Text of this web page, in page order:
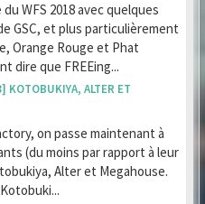
WFS 2018 avec quelques
GSC, et plus particulièrement
Orange Rouge et Phat
dire que FREEing...
KOTOBUKIYA, ALTER ET
on passe maintenant à
(du moins par rapport à leur
Alter et Megahouse.